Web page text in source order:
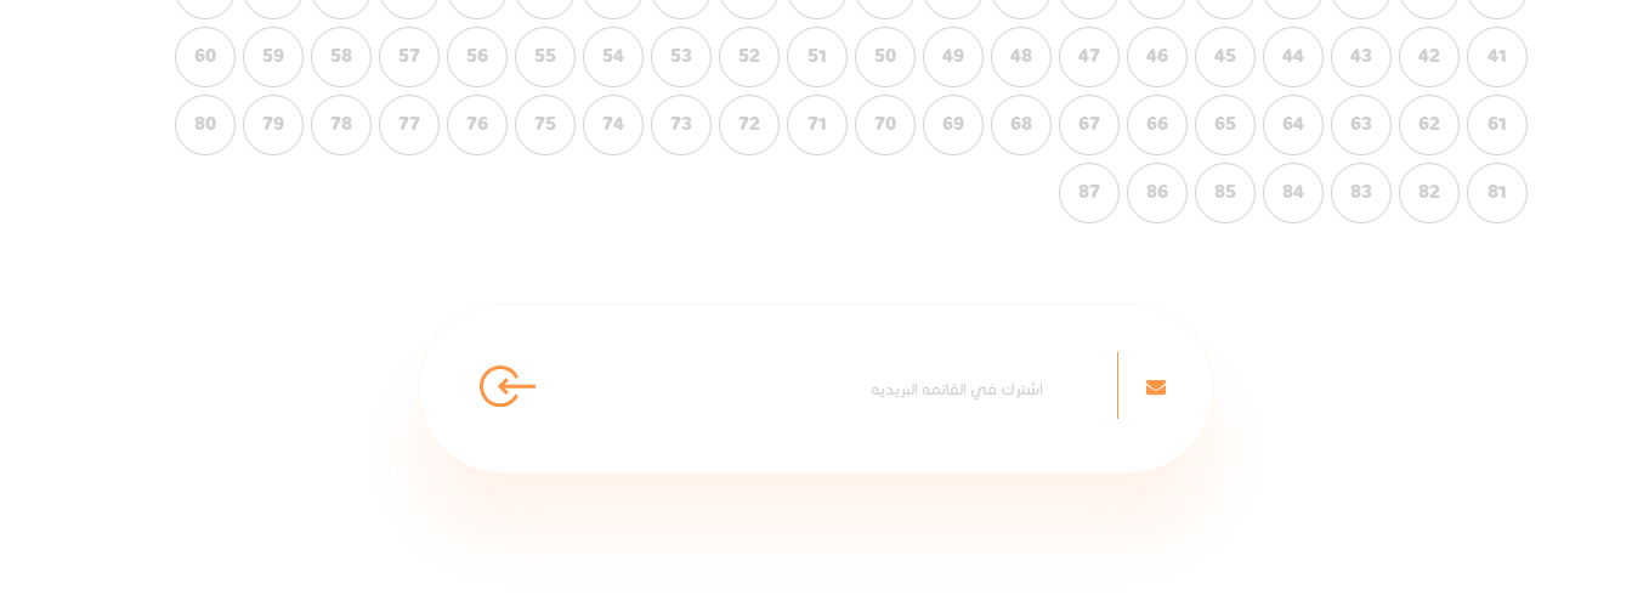
41
42
43
44
45
46
47
48
49
50
51
52
53
54
55
56
57
58
59
60
61
62
63
64
65
66
67
68
69
70
71
72
73
74
75
76
77
78
79
80
81
82
83
84
85
86
87